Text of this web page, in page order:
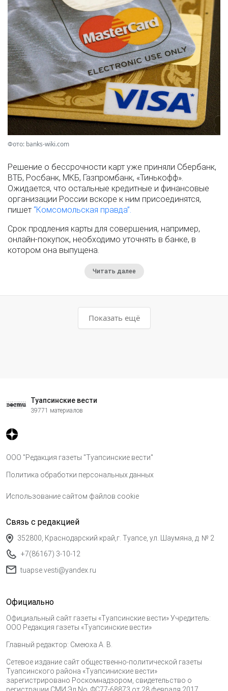
Фото: banks-wiki.com
Решение о бессрочности карт уже приняли Сбербанк,
ВТБ, Росбанк, МКБ, Газпромбанк, «Тинькофф».
Ожидается, что остальные кредитные и финансовые
организации России вскоре к ним присоединятся,
пишет “Комсомольская правда”.
Срок продления карты для совершения, например,
онлайн-покупок, необходимо уточнять в банке, в
котором она выпущена.
Читать далее
Показать ещё
Туапсинские вести
39771 материалов
ООО "Редакция газеты "Туапсинские вести"
Политика обработки персональных данных
Использование сайтом файлов cookie
Связь с редакцией
352800, Краснодарский край,г. Туапсе, ул. Шаумяна, д. № 2
+7(86167) 3-10-12
tuapse.vesti@yandex.ru
Официально
Официальный сайт газеты «Туапсинские вести» Учредитель:
ООО Редакция газеты «Туапсинские вести»
Главный редактор: Смеюха А. В.
Сетевое издание сайт общественно-политической газеты
Туапсинского района «Туапсиниские вести»
зарегистрировано Роскомнадзором, свидетельство о